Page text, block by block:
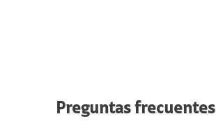
Preguntas frecuentes